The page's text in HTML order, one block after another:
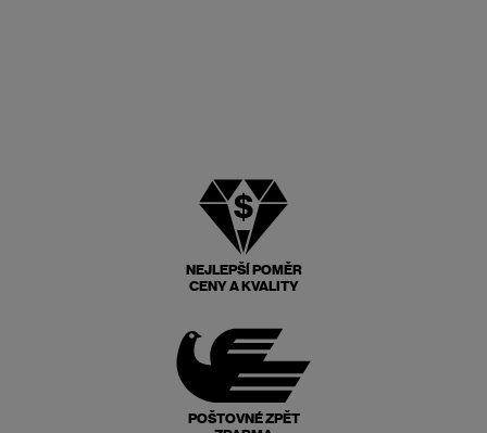
NEJLEPŠÍ POMĚR
CENY A KVALITY
POŠTOVNÉ ZPĚT